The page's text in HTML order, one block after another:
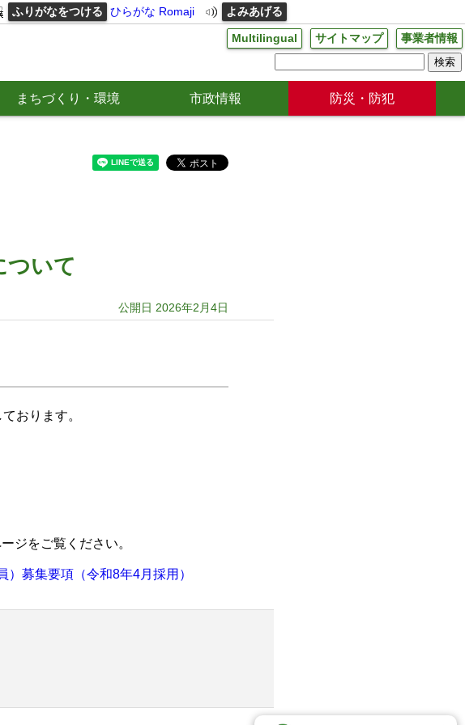
ふりがなをつける ひらがな Romaji よみあげる
Multilingual サイトマップ 事業者情報
まちづくり・環境 市政情報 防災・防犯
ついて
公開日 2026年2月4日
おります。
ジをご覧ください。
）募集要項（令和8年4月採用）